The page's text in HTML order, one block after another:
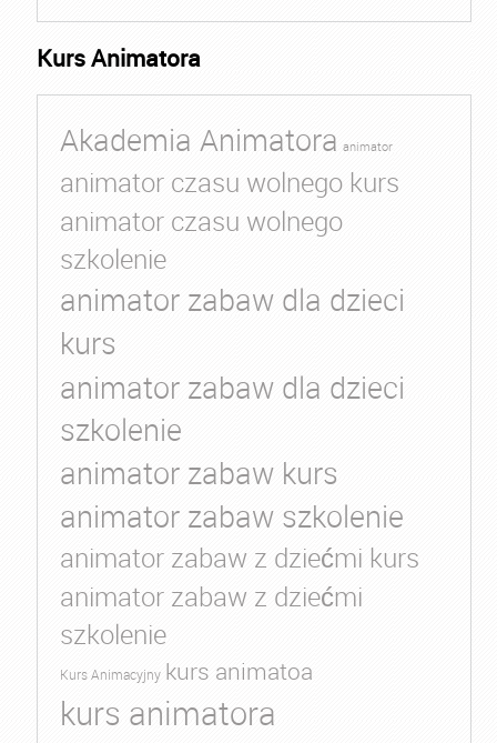
Kurs Animatora
Akademia Animatora animator
animator czasu wolnego kurs
animator czasu wolnego
szkolenie
animator zabaw dla dzieci
kurs
animator zabaw dla dzieci
szkolenie
animator zabaw kurs
animator zabaw szkolenie
animator zabaw z dziećmi kurs
animator zabaw z dziećmi
szkolenie
Kurs Animacyjny kurs animatoa
kurs animatora